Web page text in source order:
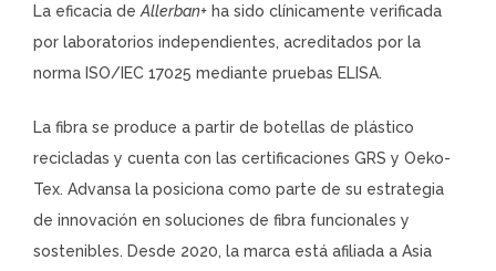
La eficacia de Allerban+ ha sido clínicamente verificada
por laboratorios independientes, acreditados por la
norma ISO/IEC 17025 mediante pruebas ELISA.
La fibra se produce a partir de botellas de plástico
recicladas y cuenta con las certificaciones GRS y Oeko-
Tex. Advansa la posiciona como parte de su estrategia
de innovación en soluciones de fibra funcionales y
sostenibles. Desde 2020, la marca está afiliada a Asia